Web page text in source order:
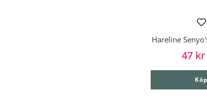
Hareline
47 kr
Köp